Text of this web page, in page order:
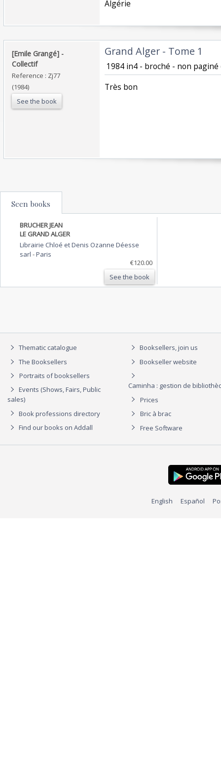
Algérie‎
‎[Emile Grangé] - ‎
‎Collectif‎
Reference : Zj77
(1984)
See the book
‎Grand Alger - Tome 1‎
1984 in4 - broché - non paginé
‎Très bon ‎
Seen books
BRUCHER JEAN
LE GRAND ALGER
Librairie Chloé et Denis Ozanne Déesse
sarl -Paris
€120.00
See the book
Thematic catalogue
The Booksellers
Portraits of booksellers
Events (Shows, Fairs, Public
sales)
Book professions directory
Find our books on Addall
Booksellers, join us
Bookseller website
Caminha : gestion de
Prices
Bric à brac
Free Software
English Español